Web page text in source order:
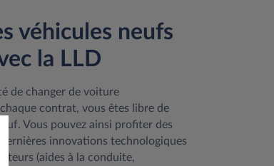
véhicules neufs
la LLD
de changer de voiture
contrat, vous êtes libre de
Vous pouvez ainsi profiter des
innovations technologiques
(aides à la conduite,